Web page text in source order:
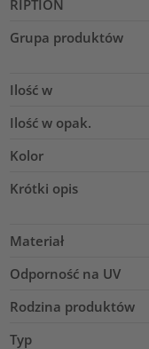
RIPTION
Grupa produktów
Ilość w
Ilość w opak.
Kolor
Krótki opis
Materiał
Odporność na UV
Rodzina produktów
Typ